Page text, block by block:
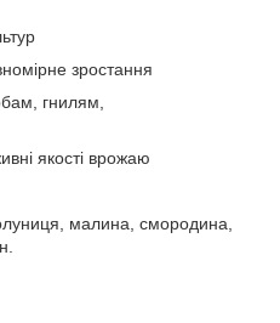
зростання
гнилям,
якості врожаю
малина, смородина,